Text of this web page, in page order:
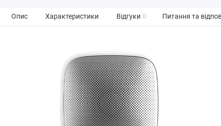
Опис Характеристики Відгуки 0 Питання та